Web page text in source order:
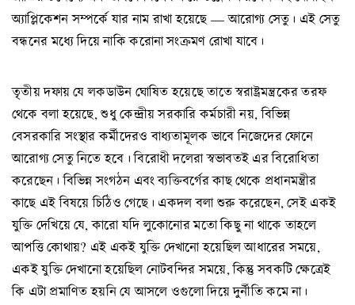
অ্যাপ্লিকেশন সম্পর্কে যার নাম রাখা হয়েছে — আরোগ্য সেতু। এই সেতু
বন্ধনের মধ্যে দিয়ে নাকি করোনা সংক্রমণ রোখা যাবে।
তৃতীয় দফায় যে লকডাউন ঘোষিত হয়েছে তাতে স্বরাষ্ট্রমন্ত্রকের তরফ
থেকে বলা হয়েছে, শুধু কেন্দ্রীয় সরকারি কর্মচারী নয়, বিভিন্ন
বেসরকারি সংস্থার কর্মীদেরও বাধ্যতামূলক ভাবে নিজেদের ফোনে
আরোগ্য সেতু নিতে হবে। বিরোধী দলেরা স্বভাবতই এর বিরোধিতা
করেছেন। বিভিন্ন সংগঠন এবং ব্যক্তিবর্গের কাছ থেকে প্রধানমন্ত্রীর
কাছে এই বিষয়ে চিঠিও গেছে। একদল বলা শুরু করেছেন, সেই একই
যুক্তি দেখিয়ে যে, কারো যদি লুকোনোর মতো কিছু না থাকে তাহলে
আপত্তি কোথায়? এই একই যুক্তি দেখানো হয়েছিল আধারের সময়ে,
একই যুক্তি দেখানো হয়েছিল নোটবন্দির সময়ে, কিন্তু সবকটি ক্ষেত্রেই
কি এটা প্রমাণিত হয়নি যে আসলে ওগুলো দিয়ে দুর্নীতি কমে না।